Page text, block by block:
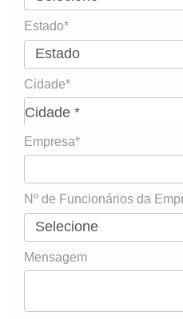
Estado*
Cidade*
Cidade *
Cidade*
Empresa*
Nº de Funcionários da
Mensagem